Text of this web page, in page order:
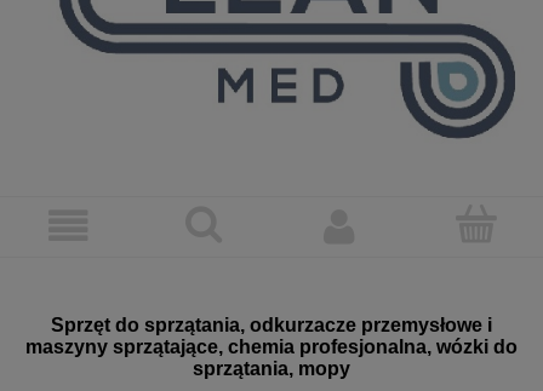
Sprzęt do sprzątania, odkurzacze przemysłowe i
maszyny sprzątające, chemia profesjonalna, wózki do
sprzątania, mopy